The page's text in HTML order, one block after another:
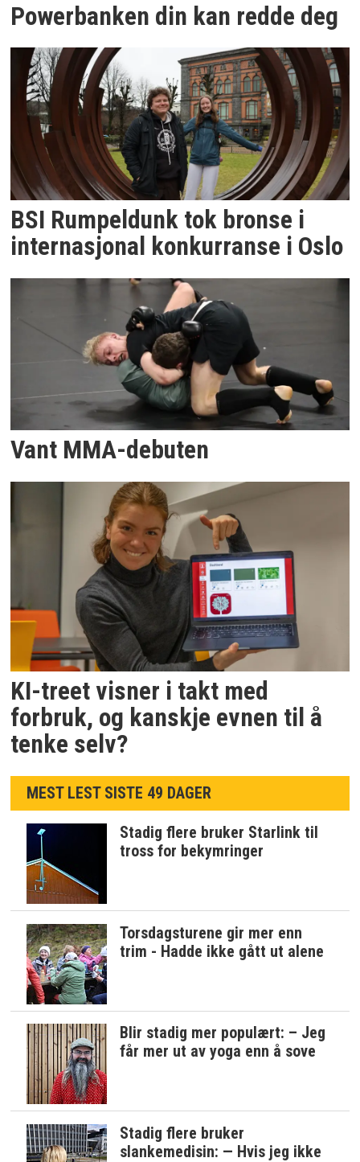
Powerbanken din kan redde deg
BSI Rumpeldunk tok bronse i
internasjonal konkurranse i Oslo
Vant MMA-debuten
KI-treet visner i takt med
forbruk, og kanskje evnen til å
tenke selv?
MEST LEST SISTE 49 DAGER
Stadig flere bruker Starlink til
tross for bekymringer
Torsdagsturene gir mer enn
trim - Hadde ikke gått ut alene
Blir stadig mer populært: – Jeg
får mer ut av yoga enn å sove
Stadig flere bruker
slankemedisin: — Hvis jeg ikke